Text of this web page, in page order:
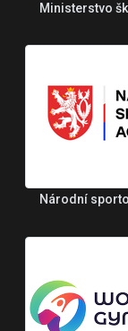
Ministerstvo
Národní